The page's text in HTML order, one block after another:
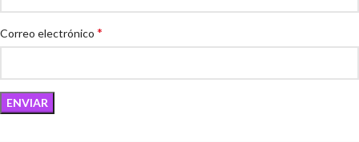
Correo electrónico *